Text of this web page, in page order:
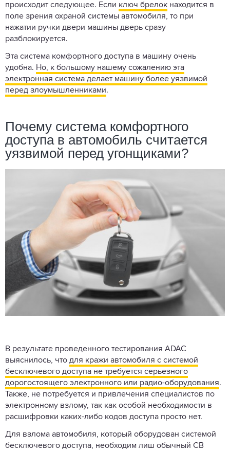
происходит следующее. Если ключ брелок находится в
поле зрения охраной системы автомобиля, то при
нажатии ручки двери машины дверь сразу
разблокируется.
Эта система комфортного доступа в машину очень
удобна. Но, к большому нашему сожалению эта
электронная система делает машину более уязвимой
перед злоумышленниками.
Почему система комфортного
доступа в автомобиль считается
уязвимой перед угонщиками?
В результате проведенного тестирования ADAC
выяснилось, что для кражи автомобиля с системой
бесключевого доступа не требуется серьезного
дорогостоящего электронного или радио-оборудования.
Также, не потребуется и привлечения специалистов по
электронному взлому, так как особой необходимости в
расшифровки каких-либо кодов доступа просто нет.
Для взлома автомобиля, который оборудован системой
бесключевого доступа, необходим лиш обычный СВ